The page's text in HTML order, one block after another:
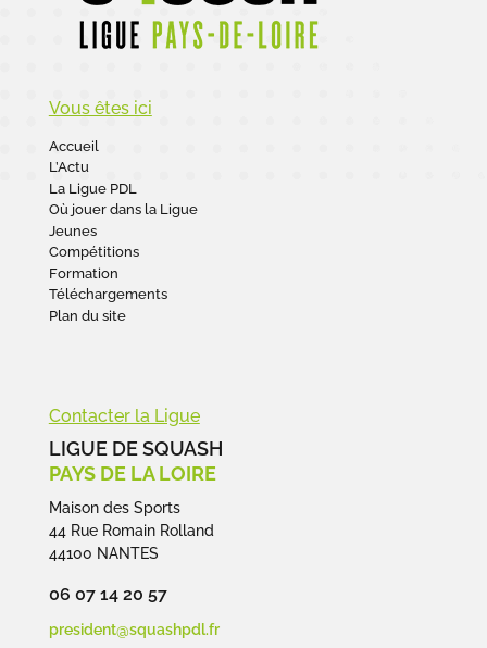
Vous êtes ici
Accueil
L’Actu
La Ligue PDL
Où jouer dans la Ligue
Jeunes
Compétitions
Formation
Téléchargements
Plan du site
Contacter la Ligue
LIGUE DE SQUASH
PAYS DE LA LOIRE
Maison des Sports
44 Rue Romain Rolland
44100 NANTES
06 07 14 20 57
president@squashpdl.fr